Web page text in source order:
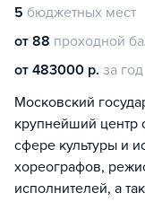
5 бюджетных мест
от 88 проходной
от 483000 р. за год
Московский
крупнейший центр
сфере культуры и
хореографов,
исполнителей, а